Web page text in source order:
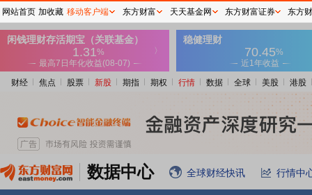
财经 焦点 股票 新股 期指 期权 行情 数据 全球 美股 港股
数据中心 全球财经快讯 行情中
网站首页 加收藏 移动客户端 东方财富 天天基金网 东方财富证券 东方